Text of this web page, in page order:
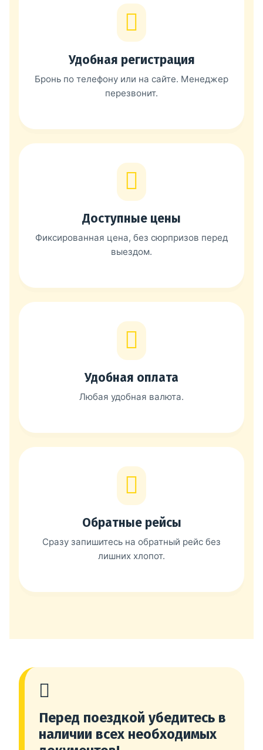
Удобная регистрация
Бронь по телефону или на сайте. Менеджер
перезвонит.
Доступные цены
Фиксированная цена, без сюрпризов перед
выездом.
Удобная оплата
Любая удобная валюта.
Обратные рейсы
Сразу запишитесь на обратный рейс без
лишних хлопот.
Перед поездкой убедитесь в
наличии всех необходимых